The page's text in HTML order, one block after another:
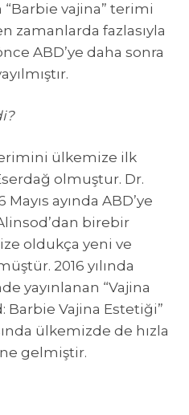
vajina” terimi
zamanlarda fazlasıyla
ABD’ye daha sonra
ülkemize ilk
olmuştur. Dr.
ayında ABD’ye
birebir
oldukça yeni ve
2016 yılında
yayınlanan “Vajina
Barbie Vajina Estetiği”
ülkemizde de hızla
gelmiştir.